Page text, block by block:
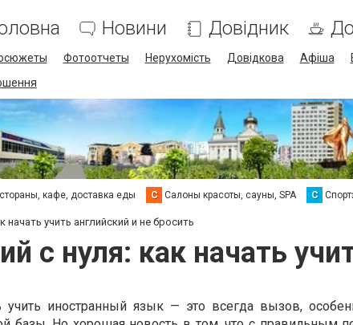
Новини Довідник
Фотоотчеты Нерухомість Довідкова Афіша
кафе, доставка еды С Салоны красоты, сауны, SPA С
начать учить английский и не бросить
с нуля: как начать
учить иностранный язык — это всегда вызов,